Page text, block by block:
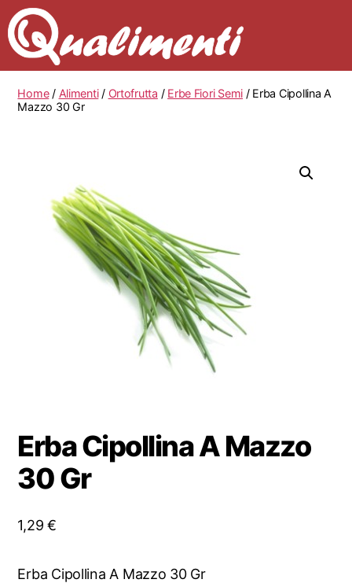
Home/ Alimenti/ Ortofrutta / Erbe Fiori Semi / Erba Cipollina A
Mazzo 30 Gr
Erba Cipollina A Mazzo
30 Gr
1,29€
Erba Cipollina A Mazzo 30 Gr